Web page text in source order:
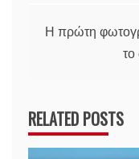
Η πρώτη
το
RELATED POSTS